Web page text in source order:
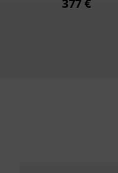
377 €